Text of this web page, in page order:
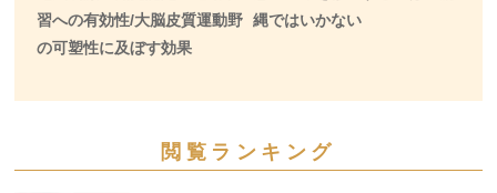
習への有効性/大脳皮質運動野
の可塑性に及ぼす効果
縄ではいかない
閲覧ランキング